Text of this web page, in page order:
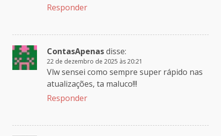
Responder
ContasApenasdisse:
22 de dezembro de 2025 às 20:21
Vlw sensei como sempre super rápido nas
atualizações, ta maluco!!!
Responder